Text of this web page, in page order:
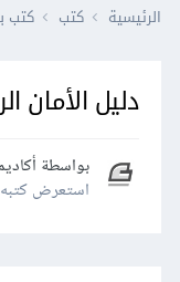
الرئيسية كتب كتب
دليل الأمان
بواسطة
استعرض